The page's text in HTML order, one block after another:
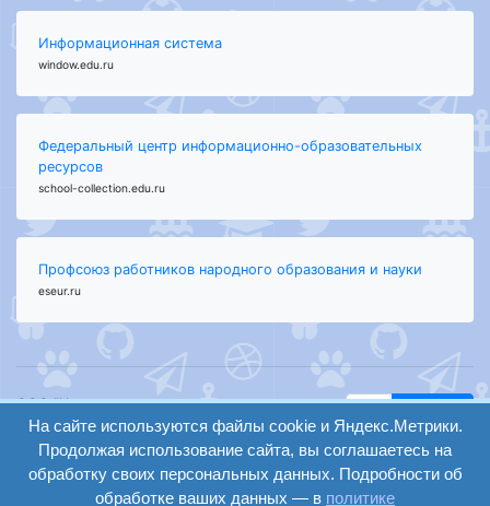
Информационная система
window.edu.ru
Федеральный центр информационно-образовательных
ресурсов
school-collection.edu.ru
Профсоюз работников народного образования и науки
eseur.ru
ООО "Центр
образования и
консалтинга"
Волгоград 2008-
2026
вход
регистрация
Версия
сайта для
На сайте используются файлы cookie и Яндекс.Метрики.
Продолжая использование сайта, вы соглашаетесь на
обработку своих персональных данных. Подробности об
обработке ваших данных — в политике